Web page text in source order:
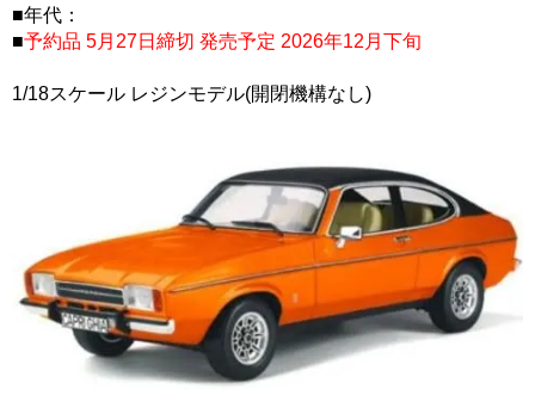
■年代：
■予約品 5月27日締切 発売予定 2026年12月下旬
1/18スケール レジンモデル(開閉機構なし)